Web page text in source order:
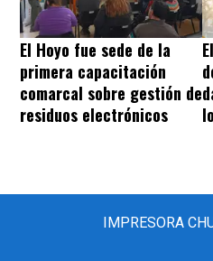
El Hoyo fue sede de la
primera capacitación
comarcal sobre gestión de
residuos electrónicos
IMPRESORA